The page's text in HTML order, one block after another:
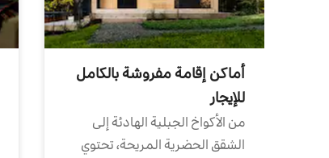
أماكن إقامة مفروشة بالكامل
للإيجار
من الأكواخ الجبلية الهادئة إلى
الشقق الحضرية المريحة، تحتوي